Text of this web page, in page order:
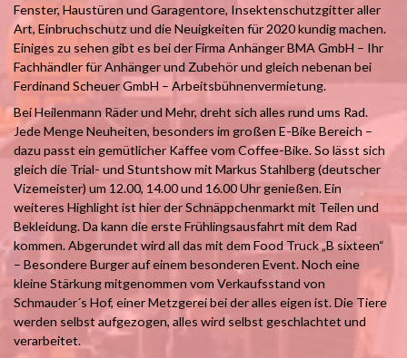
Fenster, Haustüren und Garagentore, Insektenschutzgitter aller
Art, Einbruchschutz und die Neuigkeiten für 2020 kundig machen.
Einiges zu sehen gibt es bei der Firma Anhänger BMA GmbH – Ihr
Fachhändler für Anhänger und Zubehör und gleich nebenan bei
Ferdinand Scheuer GmbH – Arbeitsbühnenvermietung.
Bei Heilenmann Räder und Mehr, dreht sich alles rund ums Rad.
Jede Menge Neuheiten, besonders im großen E-Bike Bereich –
dazu passt ein gemütlicher Kaffee vom Coffee-Bike. So lässt sich
gleich die Trial- und Stuntshow mit Markus Stahlberg (deutscher
Vizemeister) um 12.00, 14.00 und 16.00 Uhr genießen. Ein
weiteres Highlight ist hier der Schnäppchenmarkt mit Teilen und
Bekleidung. Da kann die erste Frühlingsausfahrt mit dem Rad
kommen. Abgerundet wird all das mit dem Food Truck „B sixteen“
– Besondere Burger auf einem besonderen Event. Noch eine
kleine Stärkung mitgenommen vom Verkaufsstand von
Schmauder´s Hof, einer Metzgerei bei der alles eigen ist. Die Tiere
werden selbst aufgezogen, alles wird selbst geschlachtet und
verarbeitet.